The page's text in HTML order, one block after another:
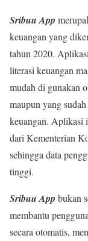
Sribuu App
keuangan yang
tahun 2020.
literasi keuangan
mudah di gunakan
maupun yang
keuangan. Aplikasi
dari Kementerian
sehingga data
tinggi.
Sribuu App bukan
membantu
secara otomatis,